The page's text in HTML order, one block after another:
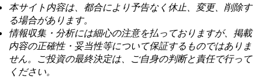
本サイト内容は、都合により予告なく休止、変更、削除す
る場合があります。
情報収集・分析には細心の注意を払っておりますが、掲載
内容の正確性・妥当性等について保証するものではありま
せん。ご投資の最終決定は、ご自身の判断と責任で行って
ください。